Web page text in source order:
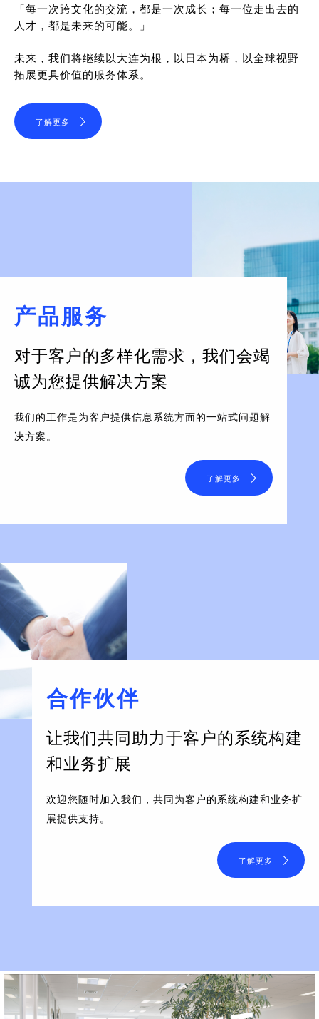
「每一次跨文化的交流，都是一次成长；每一位走出去的
人才，都是未来的可能。」
未来，我们将继续以大连为根，以日本为桥，以全球视野
拓展更具价值的服务体系。
了解更多
产品服务
对于客户的多样化需求， 我们会竭
诚为您提供解决方案
我们的工作是为客户提供信息系统方面的一站式问题解
决方案。
了解更多
合作伙伴
让我们共同助力于客户的系统构建
和业务扩展
欢迎您随时加入我们，共同为客户的系统构建和业务扩
展提供支持。
了解更多